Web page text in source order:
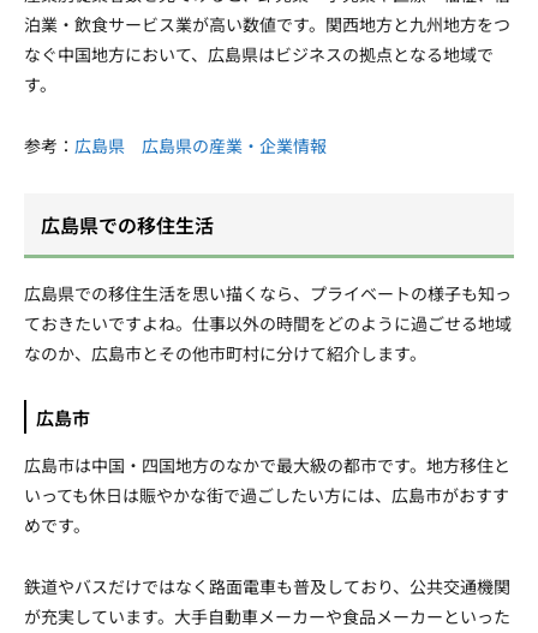
泊業・飲食サービス業が高い数値です。関西地方と九州地方をつ
なぐ中国地方において、広島県はビジネスの拠点となる地域で
す。
参考： 広島県 広島県の産業・企業情報
広島県での移住生活
広島県での移住生活を思い描くなら、プライベートの様子も知っ
ておきたいですよね。仕事以外の時間をどのように過ごせる地域
なのか、広島市とその他市町村に分けて紹介します。
広島市
広島市は中国・四国地方のなかで最大級の都市です。地方移住と
いっても休日は賑やかな街で過ごしたい方には、広島市がおすす
めです。
鉄道やバスだけではなく路面電車も普及しており、公共交通機関
が充実しています。大手自動車メーカーや食品メーカーといった